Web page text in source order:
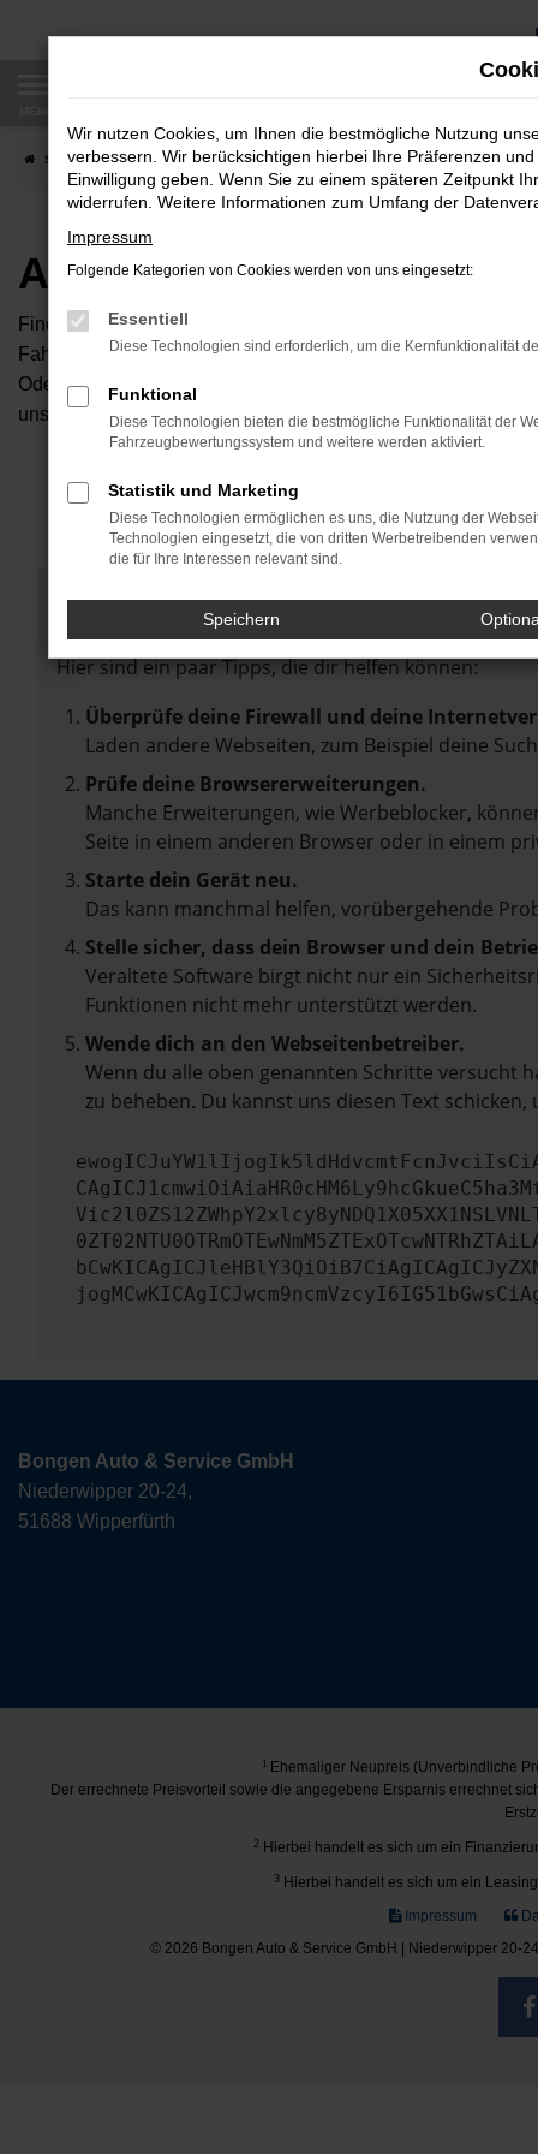
Zum
Startseite Fahrzeugangebote Autobörse
Autobörse
Finden Sie Ihren neuen Traumwagen bei uns. Dafür haben
Fahrzeuge an, die bei uns auf dem Hof stehen. Dann
Oder Sie klicken auf den Button Autobörse und Sie haben
unserem Händlernetzwerk. Diese Fahrzeuge können wir
Fehler: Network Error
Beim Laden ist ein Fehler aufgetreten.
Hier sind ein paar Tipps, die dir helfen können:
Überprüfe deine Firewall und deine
Laden andere Webseiten, zum Beispiel deine
Prüfe deine Browsererweiterungen.
Manche Erweiterungen, wie Werbeblocker,
Seite in einem anderen Browser oder in einem
Starte dein Gerät neu.
Das kann manchmal helfen, vorübergehende
Stelle sicher, dass dein Browser und dein
Veraltete Software birgt nicht nur ein
Funktionen nicht mehr unterstützt werden.
Wende dich an den Webseitenbetreiber.
Wenn du alle oben genannten Schritte versucht
zu beheben. Du kannst uns diesen Text
Bongen Auto & Service GmbH
Niederwipper 20-24,
51688 Wipperfürth
1Ehemaliger Neupreis (Unverbindliche
Der errechnete Preisvorteil sowie die angegebene Ersparnis errechnet
2 Hierbei handelt es sich um ein
3 Hierbei handelt es sich um ein
Impressum
© 2026 Bongen Auto & Service GmbH | Niederwipper 20-
Wir nutzen Cookies, um Ihnen die bestmögliche Nutzung
verbessern. Wir berücksichtigen hierbei Ihre Präferenzen
Einwilligung geben. Wenn Sie zu einem späteren Zeitpunkt
widerrufen. Weitere Informationen zum Umfang der
Impressum
Folgende Kategorien von Cookies werden von uns eingesetzt:
Essentiell
Diese Technologien sind erforderlich, um die Kernfunktionalität
Funktional
Diese Technologien bieten die bestmögliche Funktionalität der
Fahrzeugbewertungssystem und weitere werden aktiviert.
Statistik und Marketing
Diese Technologien ermöglichen es uns, die Nutzung der
Technologien eingesetzt, die von dritten Werbetreibenden
die für Ihre Interessen relevant sind.
Speichern